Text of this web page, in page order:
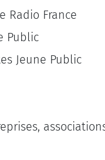
Radio France
Public
Jeune Public